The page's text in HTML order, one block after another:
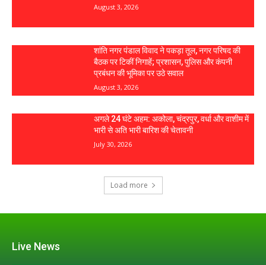
August 3, 2026
शांति नगर पंडाल विवाद ने पकड़ा तूल, नगर परिषद की
बैठक पर टिकीं निगाहें; प्रशासन, पुलिस और कंपनी
प्रबंधन की भूमिका पर उठे सवाल
August 3, 2026
अगले 24 घंटे अहम: अकोला, चंद्रपुर, वर्धा और वाशीम में
भारी से अति भारी बारिश की चेतावनी
July 30, 2026
Load more
Live News